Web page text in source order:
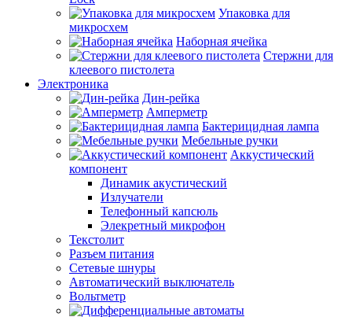
Упаковка для
микросхем
Наборная ячейка
Стержни для
клеевого пистолета
Электроника
Дин-рейка
Амперметр
Бактерицидная лампа
Мебельные ручки
Аккустический
компонент
Динамик акустический
Излучатели
Телефонный капсюль
Элекретный микрофон
Текстолит
Разъем питания
Сетевые шнуры
Автоматический выключатель
Вольтметр